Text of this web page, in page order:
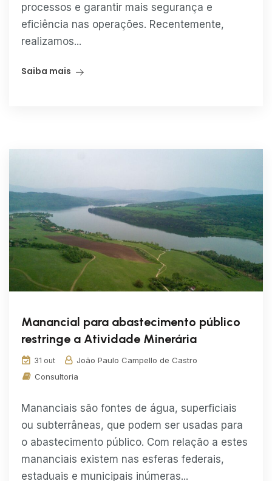
processos e garantir mais segurança e
eficiência nas operações. Recentemente,
realizamos...
Saiba mais
Manancial para abastecimento público
restringe a Atividade Minerária
31 out
João Paulo Campello de Castro
Consultoria
Mananciais são fontes de água, superficiais
ou subterrâneas, que podem ser usadas para
o abastecimento público. Com relação a estes
mananciais existem nas esferas federais,
estaduais e municipais inúmeras...